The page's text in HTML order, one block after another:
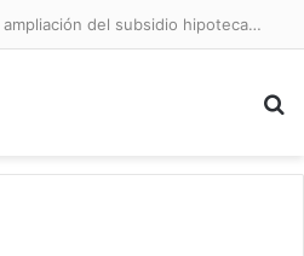
Diputado Sabat celebra ampliación del subsidio hipotecario con viviendas de hasta 6.000 UF